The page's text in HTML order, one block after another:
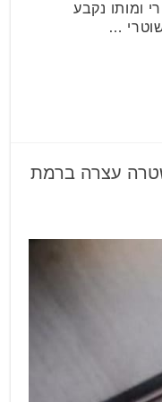
ומותו נקבע
…
עצרה ברמת